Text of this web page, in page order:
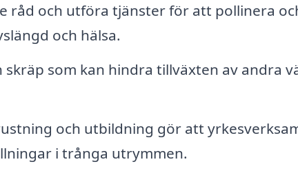
råd och utföra tjänster för att pollinera
och hälsa.
som kan hindra tillväxten av andra
och utbildning gör att
i trånga utrymmen.